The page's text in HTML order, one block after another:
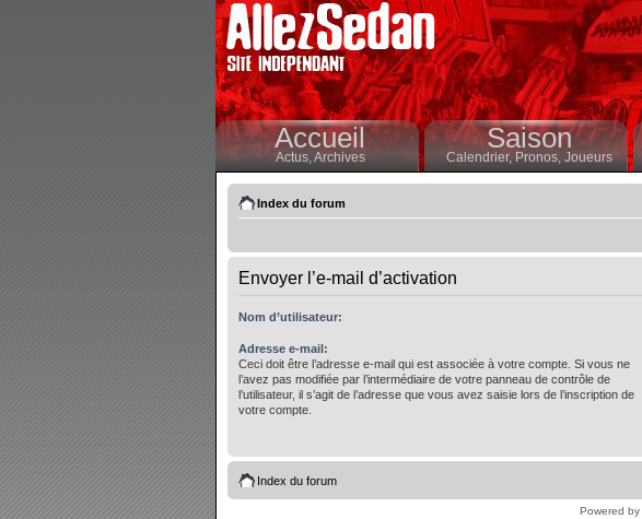
Accueil
Actus,Archives
Saison
Calendrier,Pronos, Joueurs
Index du forum
Envoyer l’e-mail d’activation
Nom d’utilisateur:
Adresse e-mail:
Ceci doit être l’adresse e-mail qui est associée à votre compte. Si vous ne
l’avez pas modifiée par l’intermédiaire de votre panneau de contrôle de
l’utilisateur, il s’agit de l’adresse que vous avez saisie lors de l’inscription de
votre compte.
Index du forum
Powered by